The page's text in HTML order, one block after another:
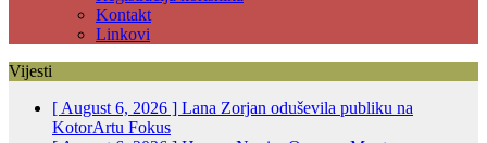
Kontakt
Linkovi
Vijesti
[ August 6, 2026 ] Lana Zorjan oduševila publiku na
KotorArtu Fokus